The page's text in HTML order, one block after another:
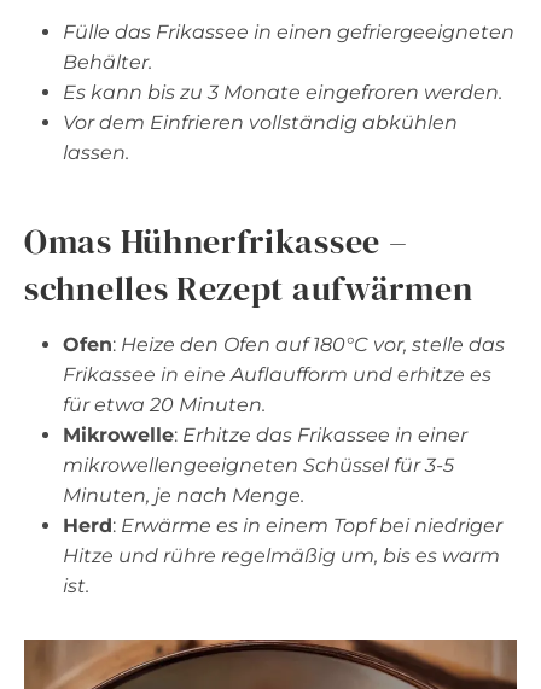
Fülle das Frikassee in einen gefriergeeigneten
Behälter.
Es kann bis zu 3 Monate eingefroren werden.
Vor dem Einfrieren vollständig abkühlen
lassen.
Omas Hühnerfrikassee –
schnelles Rezept aufwärmen
Ofen: Heize den Ofen auf 180°C vor, stelle das
Frikassee in eine Auflaufform und erhitze es
für etwa 20 Minuten.
Mikrowelle: Erhitze das Frikassee in einer
mikrowellengeeigneten Schüssel für 3-5
Minuten, je nach Menge.
Herd: Erwärme es in einem Topf bei niedriger
Hitze und rühre regelmäßig um, bis es warm
ist.